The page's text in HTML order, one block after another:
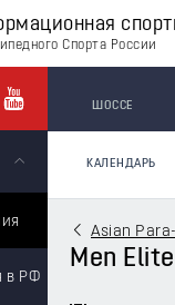
Спорта России
в РФ
ШОССЕ
КАЛЕНДАРЬ
Asian
Men